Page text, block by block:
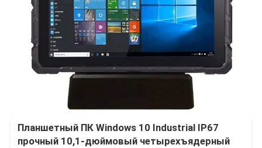
Планшетный ПК Windows 10 Industrial IP67
прочный 10,1-дюймовый четырехъядерный